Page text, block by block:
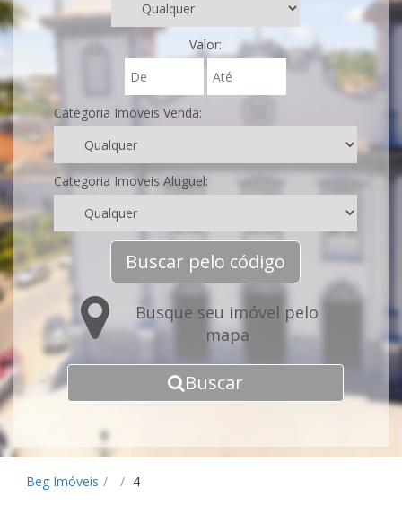
Valor:
Categoria Imoveis Venda:
Categoria Imoveis Aluguel:
Buscar pelo código
Busque seu imóvel pelo
mapa
Buscar
Beg Imóveis / / 4